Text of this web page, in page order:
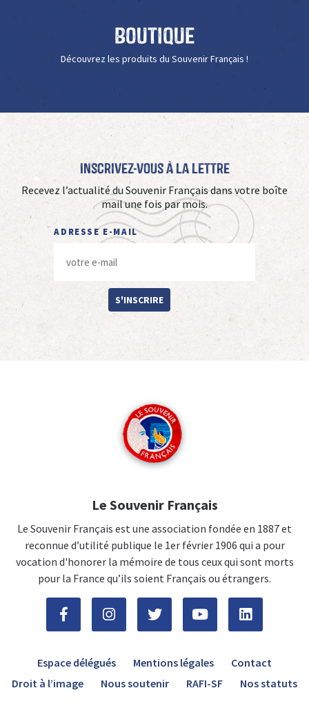
Boutique
Découvrez les produits du Souvenir Français !
Inscrivez-vous à La Lettre
Recevez l’actualité du Souvenir Français dans votre boîte
mail une fois par mois.
ADRESSE E-MAIL
S'INSCRIRE
Le Souvenir Français
Le Souvenir Français est une association fondée en 1887 et
reconnue d’utilité publique le 1er février 1906 qui a pour
vocation d'honorer la mémoire de tous ceux qui sont morts
pour la France qu’ils soient Français ou étrangers.
Espace délégués Mentions légales
Contact
Droit à l’image
Nous soutenir RAFI-SF Nos statuts